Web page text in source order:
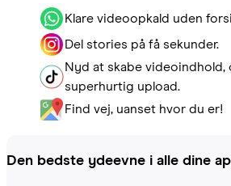
Klare videoopkald uden
Del stories på få sekunder.
Nyd at skabe videoindhold,
superhurtig upload.
Find vej, uanset hvor du er!
Den bedste ydeevne i alle dine